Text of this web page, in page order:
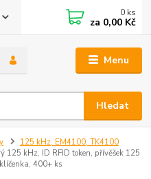
Menu
Hledat
0 ks
za 0,00 Kč
125 kHz, EM4100, TK4100
125 kHz, ID RFID token, přívěšek 125
400+ ks